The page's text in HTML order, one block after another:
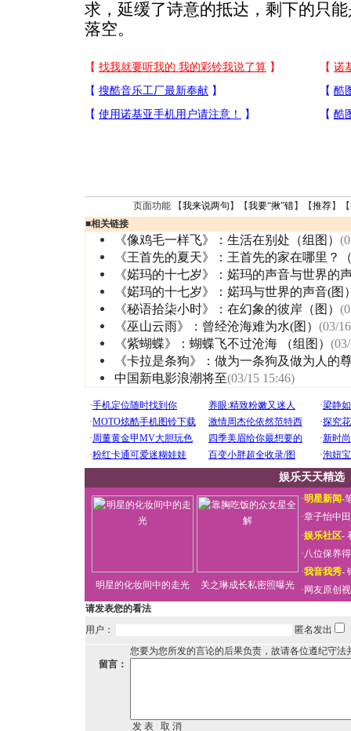
求，延缓了诗意的抵达，剩下的只
落空。
页面功能 【我来说两句 】【我要“揪”错】【推荐】
■相关链接
《像鸡毛一样飞》：生活在别处（组图）
《王首先的夏天》：王首先的家在哪里？
《婼玛的十七岁》：婼玛的声音与世界的
《婼玛的十七岁》：婼玛与世界的声音(图
《秘语拾柒小时》：在幻象的彼岸（图）
《巫山云雨》：曾经沧海难为水(图） (03/
《紫蝴蝶》：蝴蝶飞不过沧海 （组图）
《卡拉是条狗》：做为一条狗及做为人的
中国新电影浪潮将至(03/15 15:46)
娱乐天天精选
明星的化妆间中的走光 关之琳成长私密照曝光
·明星新闻-
·章子怡中
·娱乐社区-
·八位保养
·我音我秀-
· 网友原创
请发表您的看法
用户：
匿名发出
您要为您所发的言论的后果负责，故请各位遵纪守法
留言：